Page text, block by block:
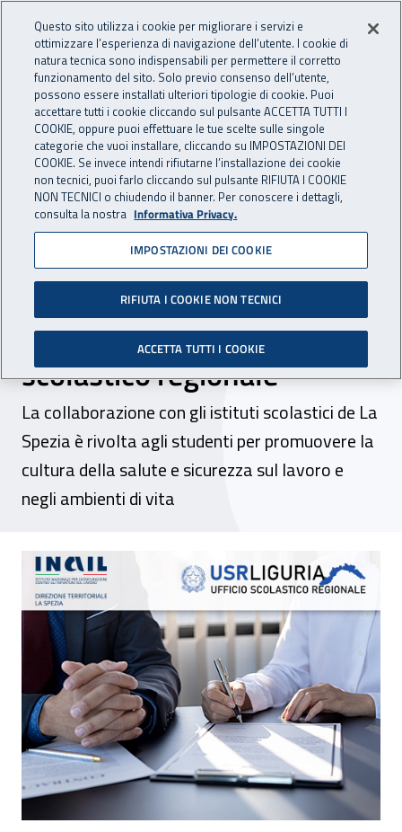
INAIL - Istituto Nazionale
Apri cerca
Navigazione principale
Navigazione - Ti trovi in:
Home Inail comunica News
05 febbraio 2025
Sicurezza sul lavoro,
rinnovato in Liguria
l’accordo tra Inail e Ufficio
scolastico regionale
La collaborazione con gli istituti scolastici de La
Spezia è rivolta agli studenti per promuovere la
cultura della salute e sicurezza sul lavoro e
negli ambienti di vita
Sicurezza sul lavoro, rinnovato in
Questo sito utilizza i cookie per migliorare i servizi e
ottimizzare l’esperienza di navigazione dell’utente. I cookie di
natura tecnica sono indispensabili per permettere il corretto
funzionamento del sito. Solo previo consenso dell’utente,
possono essere installati ulteriori tipologie di cookie. Puoi
accettare tutti i cookie cliccando sul pulsante ACCETTA TUTTI I
COOKIE, oppure puoi effettuare le tue scelte sulle singole
categorie che vuoi installare, cliccando su IMPOSTAZIONI DEI
COOKIE. Se invece intendi rifiutarne l’installazione dei cookie
non tecnici, puoi farlo cliccando sul pulsante RIFIUTA I COOKIE
NON TECNICI o chiudendo il banner. Per conoscere i dettagli,
consulta la nostra Informativa Privacy.
IMPOSTAZIONI DEI COOKIE
RIFIUTA I COOKIE NON TECNICI
ACCETTA TUTTI I COOKIE